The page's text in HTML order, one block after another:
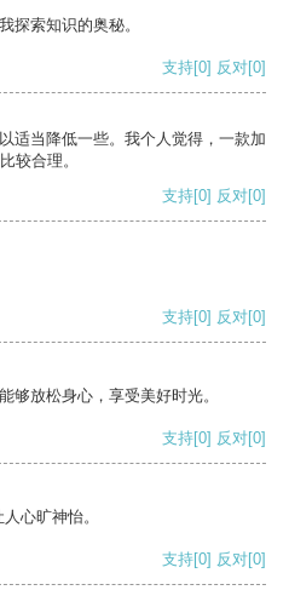
探索知识的奥秘。
支持[0] 反对[0]
适当降低一些。我个人觉得，一款加
较合理。
支持[0] 反对[0]
支持[0] 反对[0]
够放松身心，享受美好时光。
支持[0] 反对[0]
心旷神怡。
支持[0] 反对[0]